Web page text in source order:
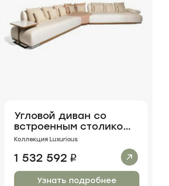
Угловой диван со
встроенным столиком
Ismene
Коллекция Luxurious
1 532 592 i
Узнать подробнее